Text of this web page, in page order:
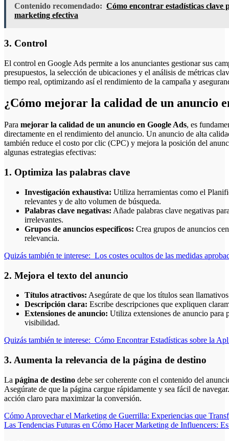
Contenido recomendado: Cómo encontrar estadísticas clave
marketing efectiva
3. Control
El control en Google Ads permite a los anunciantes gestionar sus
presupuestos, la selección de ubicaciones y el análisis de métricas
tiempo real, optimizando así el rendimiento de la campaña y
¿Cómo mejorar la calidad de un anuncio
Para mejorar la calidad de un anuncio en Google Ads, es
directamente en el rendimiento del anuncio. Un anuncio de alta
también reduce el costo por clic (CPC) y mejora la posición del
algunas estrategias efectivas:
1. Optimiza las palabras clave
Investigación exhaustiva: Utiliza herramientas como el
relevantes y de alto volumen de búsqueda.
Palabras clave negativas: Añade palabras clave negativas
irrelevantes.
Grupos de anuncios específicos: Crea grupos de anuncios
relevancia.
Quizás también te interese: Los costes ocultos de las medidas
2. Mejora el texto del anuncio
Títulos atractivos: Asegúrate de que los títulos sean
Descripción clara: Escribe descripciones que expliquen
Extensiones de anuncio: Utiliza extensiones de anuncio
visibilidad.
Quizás también te interese: Cómo Encontrar Estadísticas sobre la
3. Aumenta la relevancia de la página de destino
La página de destino debe ser coherente con el contenido del
Asegúrate de que la página cargue rápidamente y sea fácil de
acción claro para maximizar la conversión.
Navegación
de
Cómo Aprovechar el Marketing de Guerrilla: Experiencias que
Las Tendencias Futuras en Cómo Hacer Marketing de Influencers: